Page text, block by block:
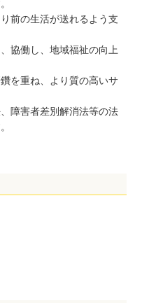
前の生活が送れるよう支
協働し、地域福祉の向上
を重ね、より質の高いサ
障害者差別解消法等の法